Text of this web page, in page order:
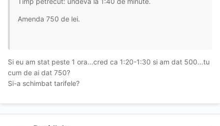
Amenda 750 de lei.
Si eu am stat peste 1 ora...cred ca 1:20-1:30 si am dat 500...tu
cum de ai dat 750?
Si-a schimbat tarifele?